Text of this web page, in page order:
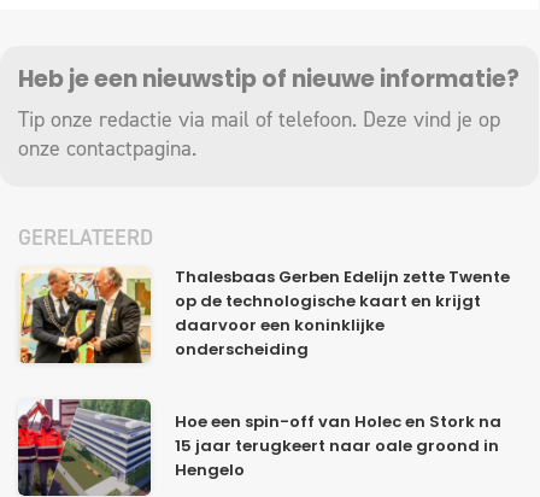
Heb je een nieuwstip of nieuwe informatie?
Tip onze redactie via mail of telefoon. Deze vind je op
onze contactpagina.
GERELATEERD
Thalesbaas Gerben Edelijn zette Twente
op de technologische kaart en krijgt
daarvoor een koninklijke
onderscheiding
Hoe een spin-off van Holec en Stork na
15 jaar terugkeert naar oale groond in
Hengelo